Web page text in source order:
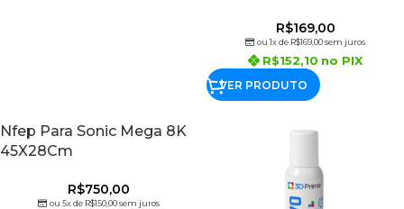
R$169,00
ou 1x de R$169,00sem juros
R$152,10 no PIX
VER PRODUTO
Nfep Para Sonic Mega 8K
45X28Cm
R$750,00
ou 5x de R$150,00sem juros